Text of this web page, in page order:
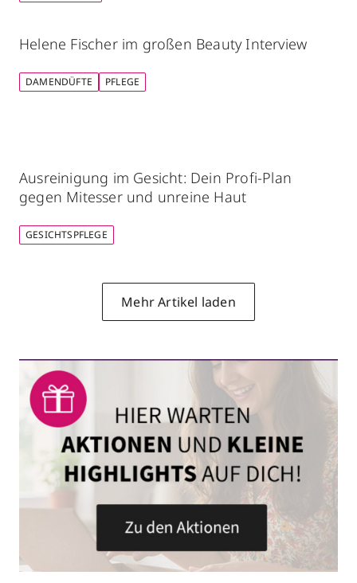
Helene Fischer im großen Beauty Interview
DAMENDÜFTE PFLEGE
Ausreinigung im Gesicht: Dein Profi-Plan
gegen Mitesser und unreine Haut
GESICHTSPFLEGE
Mehr Artikel laden